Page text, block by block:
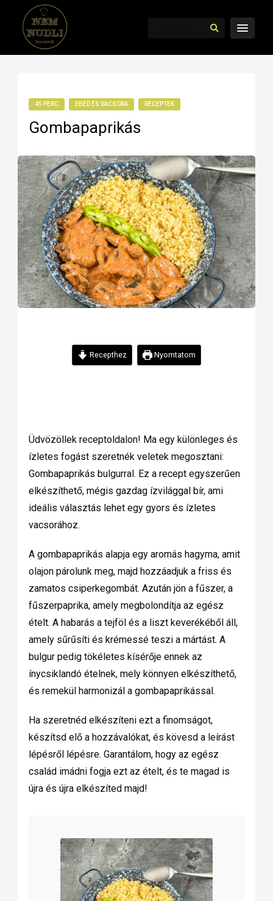
45 PERC EBÉD ÉS VACSORA RECEPTEK
Gombapaprikás
Recepthez Nyomtatom
Üdvözöllek receptoldalon! Ma egy különleges és
ízletes fogást szeretnék veletek megosztani:
Gombapaprikás bulgurral. Ez a recept egyszerűen
elkészíthető, mégis gazdag ízvilággal bír, ami
ideális választás lehet egy gyors és ízletes
vacsorához.
A gombapaprikás alapja egy aromás hagyma, amit
olajon párolunk meg, majd hozzáadjuk a friss és
zamatos csiperkegombát. Azután jön a fűszer, a
fűszerpaprika, amely megbolondítja az egész
ételt. A habarás a tejföl és a liszt keverékéből áll,
amely sűrűsíti és krémessé teszi a mártást. A
bulgur pedig tökéletes kísérője ennek az
ínycsiklandó ételnek, mely könnyen elkészíthető,
és remekül harmonizál a gombapaprikással.
Ha szeretnéd elkészíteni ezt a finomságot,
készítsd elő a hozzávalókat, és kövesd a leírást
lépésről lépésre. Garantálom, hogy az egész
család imádni fogja ezt az ételt, és te magad is
újra és újra elkészíted majd!